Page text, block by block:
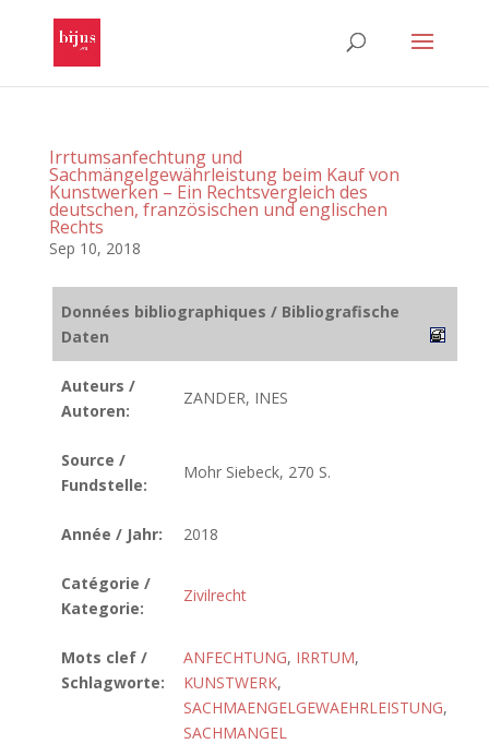
Irrtumsanfechtung und
Sachmängelgewährleistung beim Kauf von
Kunstwerken – Ein Rechtsvergleich des
deutschen, französischen und englischen
Rechts
Sep 10, 2018
Données bibliographiques / Bibliografische
Daten
Auteurs /
Autoren:
ZANDER, INES
Source /
Fundstelle:
Mohr Siebeck, 270 S.
Année / Jahr: 2018
Catégorie /
Kategorie:
Zivilrecht
Mots clef /
Schlagworte:
ANFECHTUNG, IRRTUM,
KUNSTWERK,
SACHMAENGELGEWAEHRLEISTUNG,
SACHMANGEL